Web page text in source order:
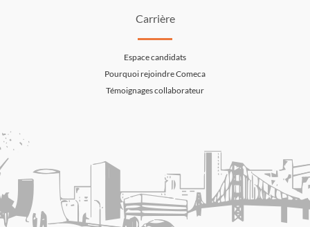
Carrière
Espace candidats
Pourquoi rejoindre Comeca
Témoignages collaborateur